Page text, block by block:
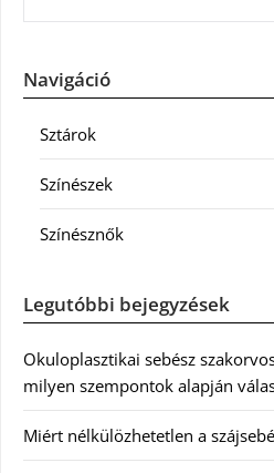
Navigáció
Sztárok
Színészek
Színésznők
Legutóbbi bejegyzések
Okuloplasztikai sebész
milyen szempontok alapján
Miért nélkülözhetetlen a